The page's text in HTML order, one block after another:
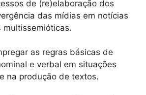
de (re)elaboração dos
das mídias em notícias
multissemióticas.
as regras básicas de
e verbal em situações
na produção de textos.